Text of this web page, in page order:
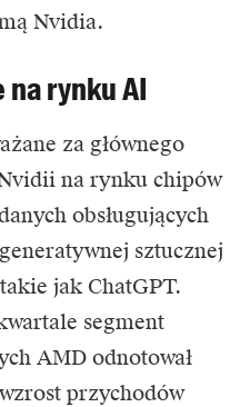
Nvidia.
rynku AI
za głównego
na rynku chipów
obsługujących
sztucznej
jak ChatGPT.
segment
AMD odnotował
przychodów